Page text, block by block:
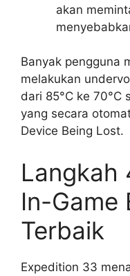
akan
Banyak pengguna
melakukan
dari 85°C ke 70°C
yang secara
Device Being Lost.
Langkah
In-Game
Terbaik
Expedition 33